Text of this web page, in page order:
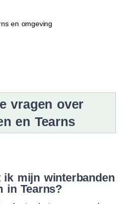
en omgeving
vragen over
en Tearns
ik mijn winterbanden
in Tearns?